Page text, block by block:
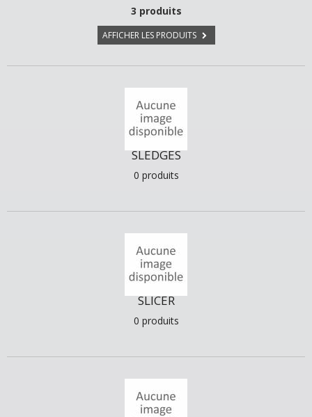
3 produits
AFFICHER LES PRODUITS
SLEDGES
0 produits
SLICER
0 produits